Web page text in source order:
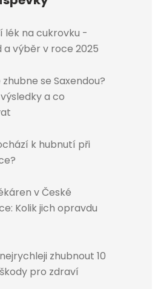
lék na cukrovku -
a výběr v roce 2025
zhubne se Saxendou?
a co
k hubnutí při
v České
Kolik jich opravdu
zhubnout 10
pro zdraví